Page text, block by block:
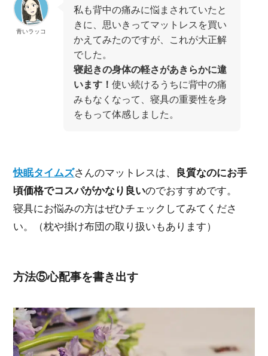
青いラッコ
私も背中の痛みに悩まされていたと
きに、思いきってマットレスを買い
かえてみたのですが、これが大正解
でした。
寝起きの身体の軽さがあきらかに違
います！ 使い続けるうちに背中の痛
みもなくなって、寝具の重要性を身
をもって体感しました。
快眠タイムズさんのマットレスは、
良質なのにお手
頃価格でコスパがかなり良いのでおすすめです。
寝具にお悩みの方はぜひチェックしてみてくださ
い。（枕や掛け布団の取り扱いもあります）
方法⑤心配事を書き出す